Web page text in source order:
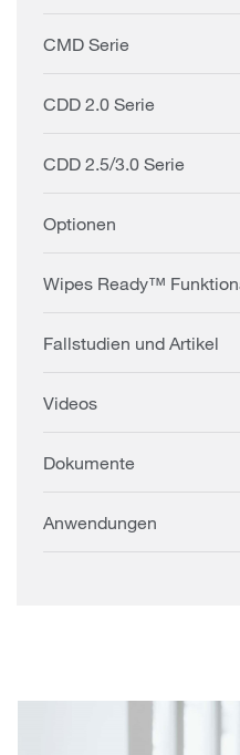
CMD Serie
CDD 2.0 Serie
CDD 2.5/3.0 Serie
Optionen
Wipes Ready™
Fallstudien und Artikel
Videos
Dokumente
Anwendungen